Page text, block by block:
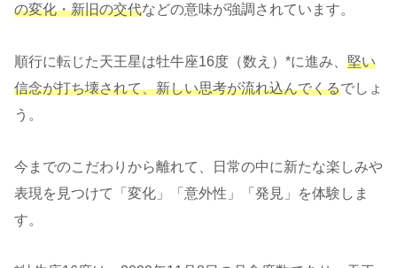
の変化・新旧の交代などの意味が強調されています。
順行に転じた天王星は牡牛座16度（数え）*に進み、 堅い
信念が打ち壊されて、新しい思考が流れ込んでくるでしょ
う。
今までのこだわりから離れて、日常の中に新たな楽しみや
表現を見つけて「変化」「意外性」「発見」を体験しま
す。